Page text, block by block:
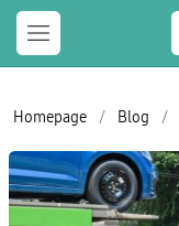
Homepage / Blog /